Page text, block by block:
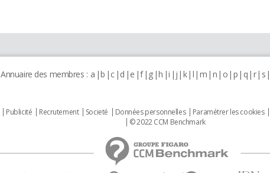
Annuaire des membres : a b c d e f g h i j k l m n o p q r s
Publicité Recrutement Societé Données personnelles Paramétrer les cookies
© 2022 CCM Benchmark